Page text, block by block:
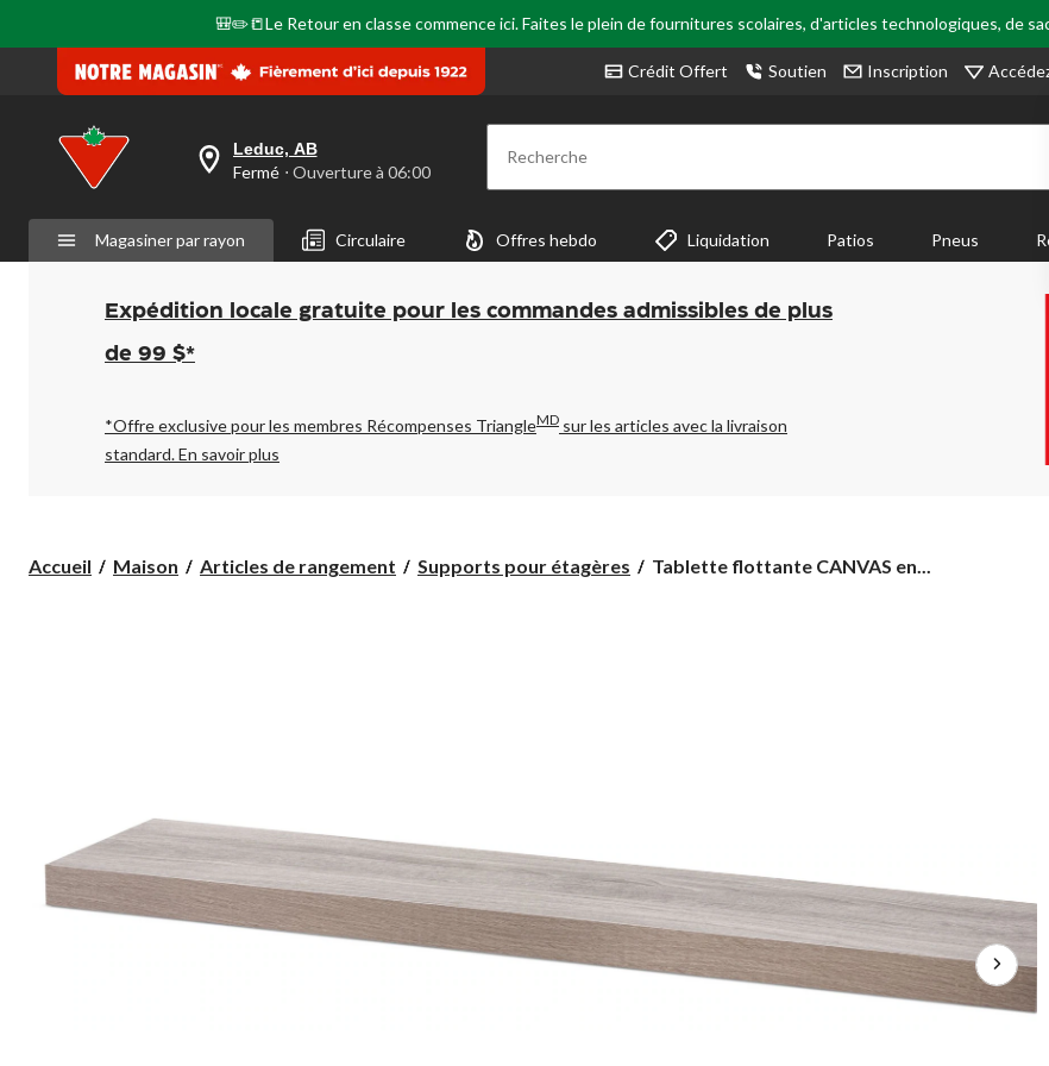
🎒✏️📒Le Retour en classe commence ici. Faites le plein de fournitures scolaires, d'articles technologiques, de
Crédit Offert Soutien Inscription
votre
est
Leduc,
AB,
Fermé,
Ouverture
à
pour
changer
Leduc, AB
Fermé ⋅ Ouverture à 06:00 Recherche
Magasiner par rayon Circulaire Offres hebdo Liquidation Patios Pneus
Expédition locale gratuite pour les commandes admissibles de plus
de 99 $*
*Offre exclusive pour les membres Récompenses TriangleMD sur les articles avec la livraison
standard.En savoir plus
Accueil Maison Articles de rangement Supports pour étagères
Tablette
Tablette flottante CANVAS en...